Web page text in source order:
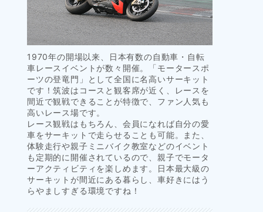
1970年の開場以来、日本有数の自動車・自転
車レースイベントが数々開催。「モータースポ
ーツの登竜門」として全国に名高いサーキット
です！筑波はコースと観客席が近く、レースを
間近で観戦できることが特徴で、ファン人気も
高いレース場です。
レース観戦はもちろん、会員になれば自分の愛
車をサーキットで走らせることも可能。また、
体験走行や親子ミニバイク教室などのイベント
も定期的に開催されているので、親子でモータ
ーアクティビティを楽しめます。日本最大級の
サーキットが間近にある暮らし、車好きにはう
らやましすぎる環境ですね！